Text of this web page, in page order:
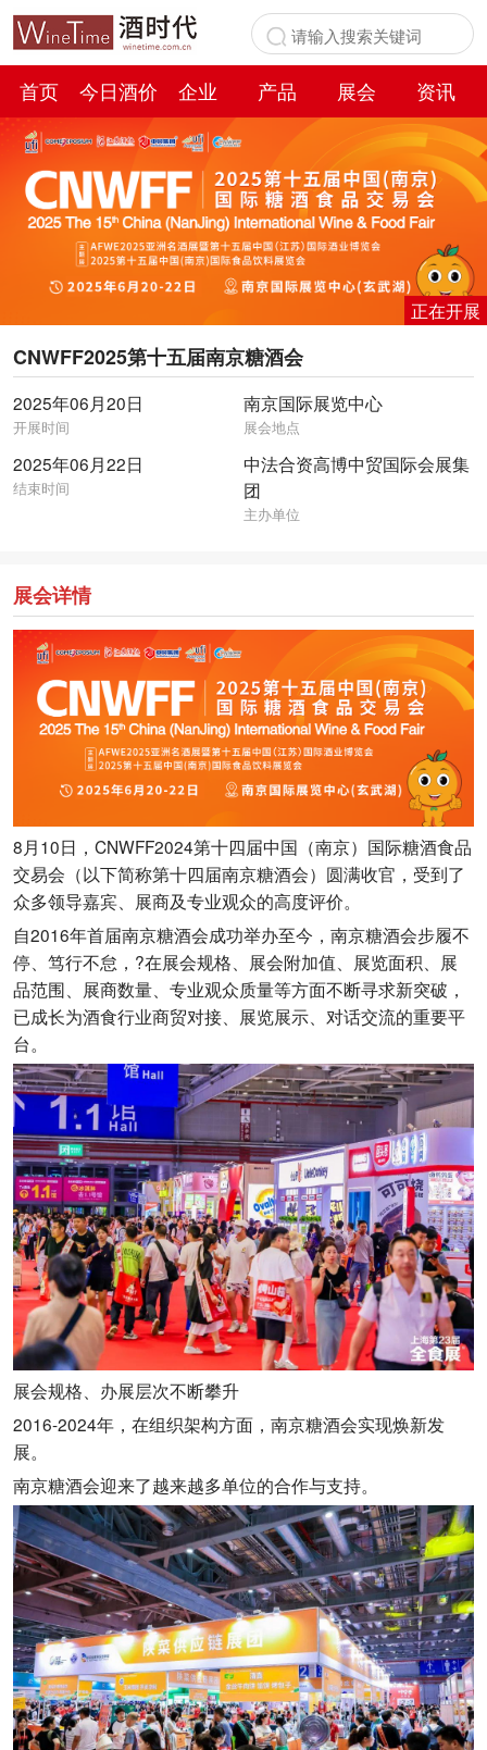
首页 今日酒价 企业 产品 展会
资讯
百科
正在开展
CNWFF2025第十五届南京糖酒会
2025年06月20日
开展时间
南京国际展览中心
展会地点
2025年06月22日
结束时间
中法合资高博中贸国际会展集
团
主办单位
展会详情
8月10日，CNWFF2024第十四届中国（南京）国际糖酒食品
交易会（以下简称第十四届南京糖酒会）圆满收官，受到了
众多领导嘉宾、展商及专业观众的高度评价。
自2016年首届南京糖酒会成功举办至今，南京糖酒会步履不
停、笃行不怠，?在展会规格、展会附加值、展览面积、展
品范围、展商数量、专业观众质量等方面不断寻求新突破，
已成长为酒食行业商贸对接、展览展示、对话交流的重要平
台。
展会规格、办展层次不断攀升
2016-2024年，在组织架构方面，南京糖酒会实现焕新发
展。
南京糖酒会迎来了越来越多单位的合作与支持。